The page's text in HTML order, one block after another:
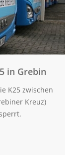
in Grebin
K25 zwischen
Kreuz)